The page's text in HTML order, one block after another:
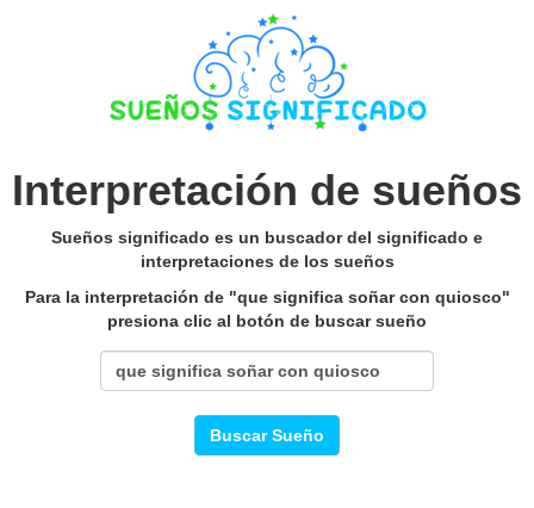
Interpretación de sueños
Sueños significado es un buscador del significado e
interpretaciones de los sueños
Para la interpretación de "que significa soñar con quiosco"
presiona clic al botón de buscar sueño
Buscar Sueño